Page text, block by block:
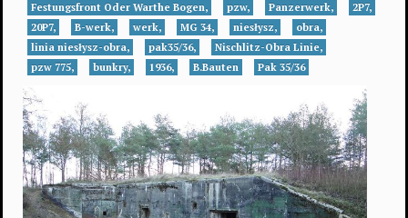
Festungsfront Oder Warthe Bogen,
pzw, Panzerwerk,
2P7,
20P7,
B-werk, werk, MG 34, niesłysz,
obra,
linia niesłysz-obra,
pak35/36,
Nischlitz-Obra Linie,
pzw 775,
bunkry, 1936, B.Bauten Pak 35/36